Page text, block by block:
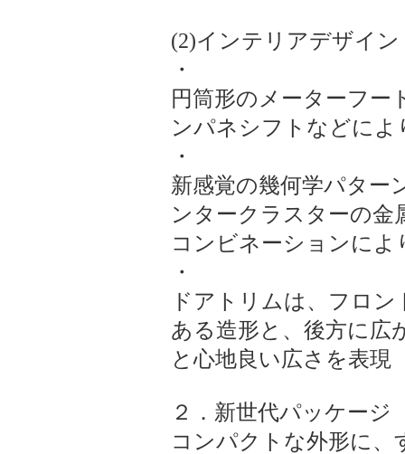
(2)インテリアデザイン
・
円筒形のメーターフー
ンパネシフトなどによ
・
新感覚の幾何学パター
ンタークラスターの
コンビネーションによ
・
ドアトリムは、フロ
ある造形と、後方に広
と心地良い広さを表現
２．新世代パッケージ
コンパクトな外形に